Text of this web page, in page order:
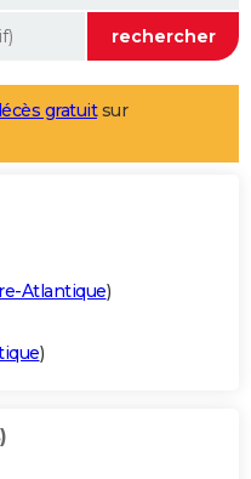
gratuitsur
Atlantique)
)